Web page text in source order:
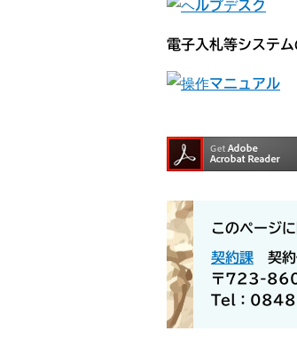
電子入札等システ
このページ
契約課
契
〒723-
Tel：